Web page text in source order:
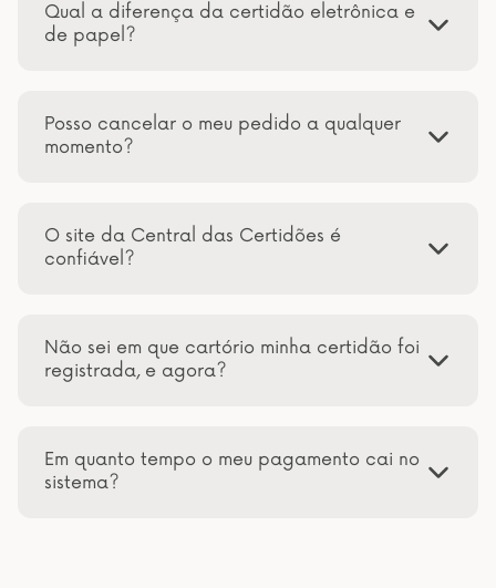
Qual a diferença da certidão eletrônica e
de papel?
Posso cancelar o meu pedido a qualquer
momento?
O site da Central das Certidões é
confiável?
Não sei em que cartório minha certidão foi
registrada, e agora?
Em quanto tempo o meu pagamento cai no
sistema?